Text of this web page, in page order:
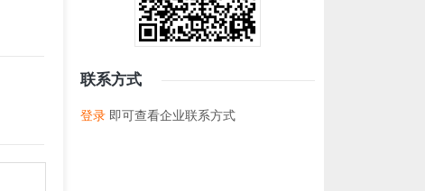
联系方式
登录 即可查看企业联系方式